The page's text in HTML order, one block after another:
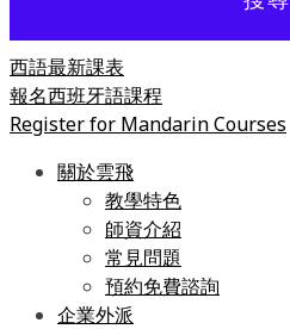
西語最新課表
報名西班牙語課程
Register for Mandarin Courses
關於雲飛
教學特色
師資介紹
常見問題
預約免費諮詢
企業外派